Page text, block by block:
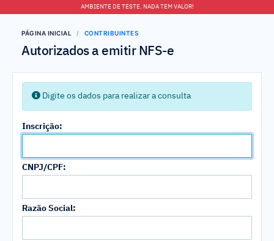
AMBIENTE DE TESTE. NADA TEM VALOR!
PÁGINA INICIAL CONTRIBUINTES
Autorizados a emitir NFS-e
Digite os dados para realizar a consulta
Inscrição:
CNPJ/CPF:
Razão Social: